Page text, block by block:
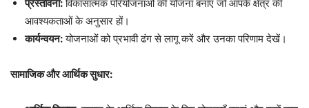
प्रस्तावना:विकासात्मक परियोजनाओं की योजना बनाएं जो आपके क्षेत्र की
आवश्यकताओं के अनुसार हों।
कार्यन्वयन:योजनाओं को प्रभावी ढंग से लागू करें और उनका परिणाम देखें।
सामाजिक और आर्थिक सुधार: